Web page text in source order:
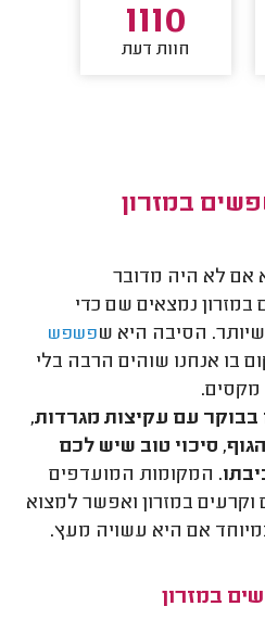
1110
חוות דעת
במזרון
אם לא היה מדובר
נמצאים שם כדי
שיותר. הסיבה היא שפשפש
בו אנחנו שוהים הרבה בלי
מקסים.
עם עקיצות מגרדות,
סיכוי טוב שיש לכם
המקומות המועדפים
במזרון ואפשר למצוא
אם היא עשויה מעץ.
במזרון